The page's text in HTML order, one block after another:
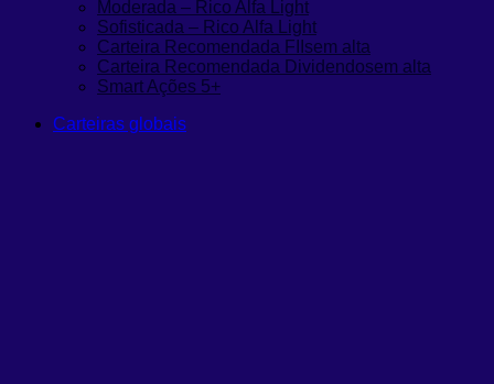
Moderada – Rico Alfa Light
Sofisticada – Rico Alfa Light
Carteira Recomendada FIIsem alta
Carteira Recomendada Dividendosem alta
Smart Ações 5+
Carteiras globais